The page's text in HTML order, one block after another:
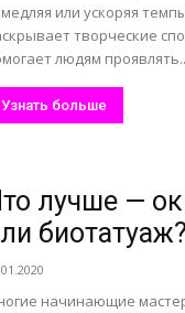
или ускоряя
творческие
людям
Узнать больше
лучше —
биотатуаж?
начинающие